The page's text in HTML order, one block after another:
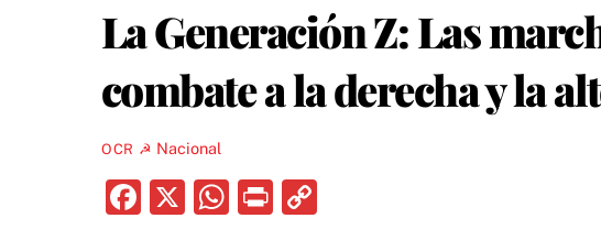
La Generación Z: Las
combate a la derecha y la
OCR ☭ Nacional
F
X
W P